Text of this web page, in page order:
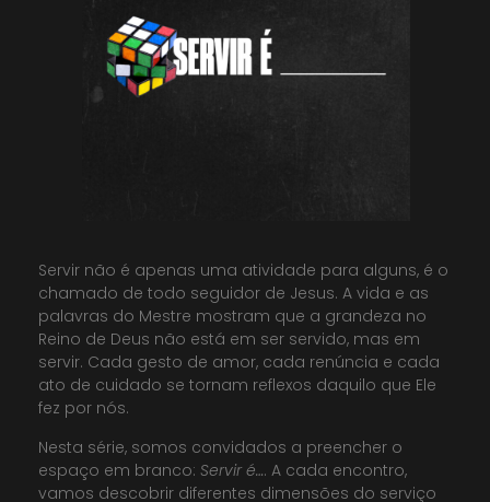
Servir não é apenas uma atividade para alguns, é o
chamado de todo seguidor de Jesus. A vida e as
palavras do Mestre mostram que a grandeza no
Reino de Deus não está em ser servido, mas em
servir. Cada gesto de amor, cada renúncia e cada
ato de cuidado se tornam reflexos daquilo que Ele
fez por nós.
Nesta série, somos convidados a preencher o
espaço em branco: Servir é…. A cada encontro,
vamos descobrir diferentes dimensões do serviço